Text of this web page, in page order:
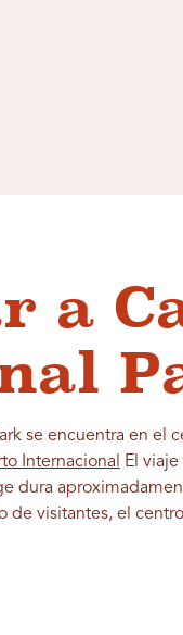
a
se encuentra en el
Internacional
El
dura
de visitantes, el